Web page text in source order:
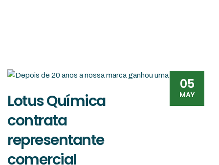
05
MAY
Lotus Química
contrata
representante
comercial